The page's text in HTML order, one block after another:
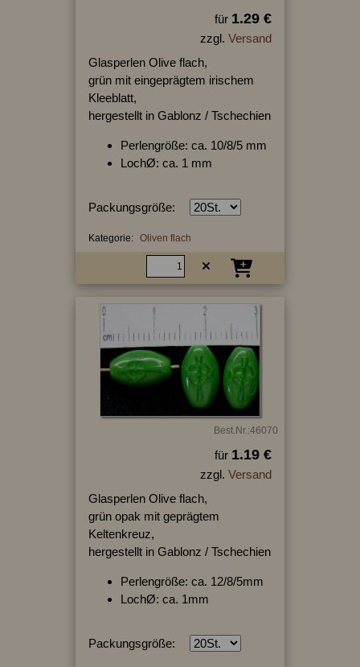
für 1.29 €
zzgl. Versand
Glasperlen Olive flach,
grün mit eingeprägtem irischem
Kleeblatt,
hergestellt in Gablonz / Tschechien
Perlengröße: ca. 10/8/5 mm
LochØ: ca. 1 mm
Packungsgröße:
Kategorie: Oliven flach
Best.Nr.:46070
für 1.19 €
zzgl. Versand
Glasperlen Olive flach,
grün opak mit geprägtem
Keltenkreuz,
hergestellt in Gablonz / Tschechien
Perlengröße: ca. 12/8/5mm
LochØ: ca. 1mm
Packungsgröße: